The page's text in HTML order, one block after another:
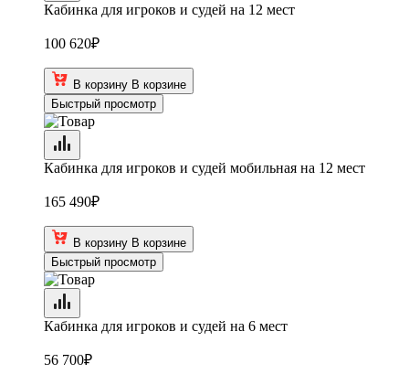
Кабинка для игроков и судей на 12 мест
100 620₽
В корзину В корзине
Быстрый просмотр
Кабинка для игроков и судей мобильная на 12 мест
165 490₽
В корзину В корзине
Быстрый просмотр
Кабинка для игроков и судей на 6 мест
56 700₽